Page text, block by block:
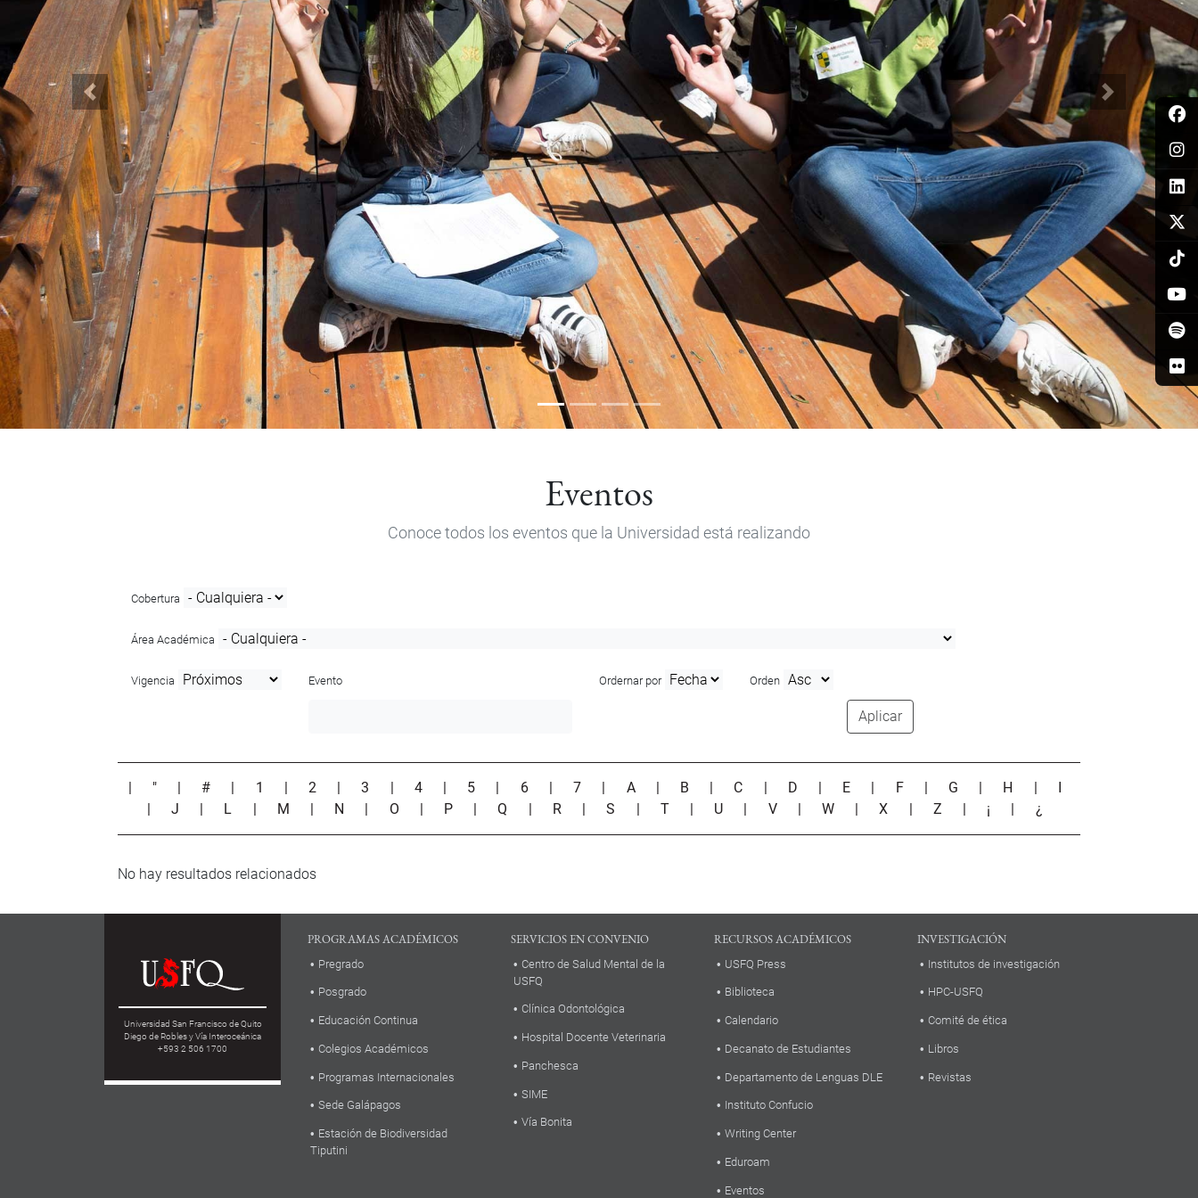
Anterior Siguiente
Eventos
Conoce todos los eventos que la Universidad está realizando
Cobertura
Área Académica
Vigencia Evento Ordernar por Orden
Aplicar
" # 1 2 |3 4 5 6 |7 A B C D E F G H
J L M N O P |Q R |S T U V W |X Z ¡ ¿
No hay resultados relacionados
Universidad San Francisco de Quito
Diego de Robles y Vía Interoceánica
+593 2 506 1700
PROGRAMAS ACADÉMICOS
Pregrado
Posgrado
Educación Continua
Colegios Académicos
Programas Internacionales
Sede Galápagos
Estación de Biodiversidad
Tiputini
SERVICIOS EN CONVENIO
Centro de Salud Mental de la
USFQ
Clínica Odontológica
Hospital Docente Veterinaria
Panchesca
SIME
Vía Bonita
RECURSOS ACADÉMICOS
USFQ Press
Biblioteca
Calendario
Decanato de Estudiantes
Departamento de Lenguas DLE
Instituto Confucio
Writing Center
Eduroam
Eventos
INVESTIGACIÓN
Institutos de investigación
HPC-USFQ
Comité de ética
Libros
Revistas